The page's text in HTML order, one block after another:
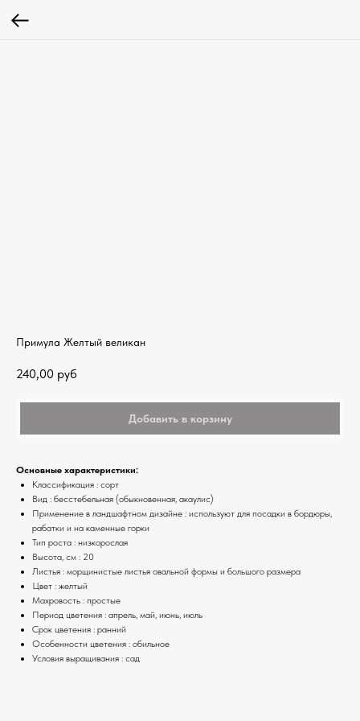
Примула Желтый великан
240,00 руб
Добавить в корзину
Основные характеристики:
Классификация : сорт
Вид : бесстебельная (обыкновенная, акаулис)
Применение в ландшафтном дизайне : используют для посадки в бордюры,
рабатки и на каменные горки
Тип роста : низкорослая
Высота, см : 20
Листья : морщинистые листья овальной формы и большого размера
Цвет : желтый
Махровость : простые
Период цветения : апрель, май, июнь, июль
Срок цветения : ранний
Особенности цветения : обильное
Условия выращивания : сад